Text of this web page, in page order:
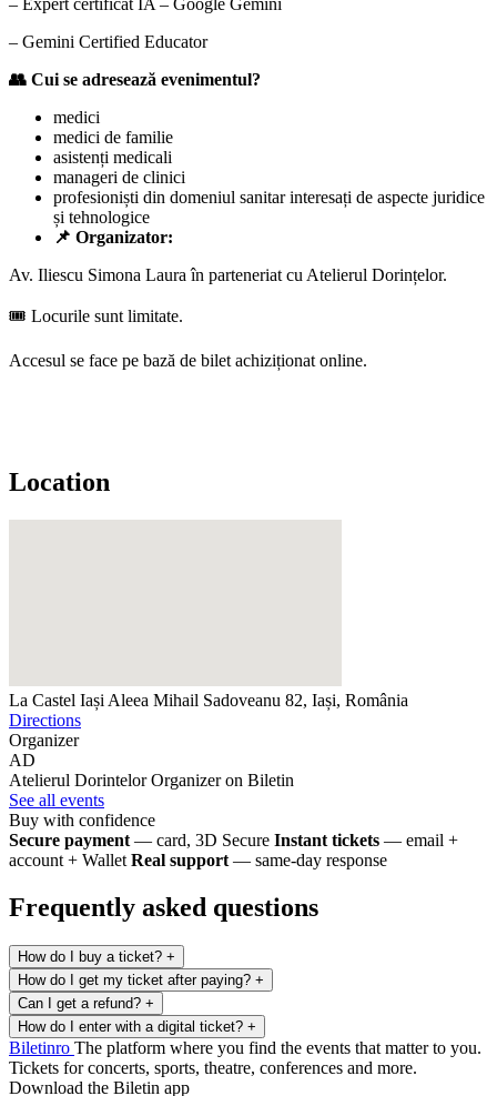
– Gemini Certified Educator
👥 Cui se adresează evenimentul?
medici
medici de familie
asistenți medicali
manageri de clinici
profesioniști din domeniul sanitar interesați de aspecte juridice
și tehnologice
📌 Organizator:
Av. Iliescu Simona Laura în parteneriat cu Atelierul Dorințelor.
🎟️ Locurile sunt limitate.
Accesul se face pe bază de bilet achiziționat online.
Location
La Castel Iași Aleea Mihail Sadoveanu 82, Iași, România
Directions
Organizer
AD
Atelierul DorintelorOrganizer on Biletin
See all events
Buy with confidence
Secure payment — card, 3D Secure Instant tickets — email +
account + Wallet Real support — same-day response
Frequently asked questions
How do I buy a ticket? +
How do I get my ticket after paying? +
Can I get a refund? +
How do I enter with a digital ticket? +
Biletinro The platform where you find the events that matter to you.
Tickets for concerts, sports, theatre, conferences and more.
Download the Biletin app